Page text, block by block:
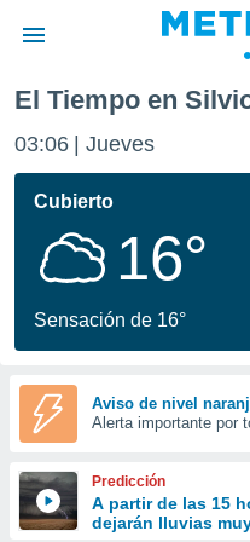
de
por
se
calidad.
a este
las
y
forma
digital
basada
El Tiempo en
03:06 Jueves
Cubierto
16°
Sensación de 16°
Aviso de nivel
Alerta importante por
Predicción
A partir de las 15
dejarán lluvias